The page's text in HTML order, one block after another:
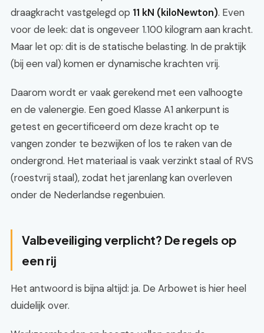
draagkracht vastgelegd op 11 kN (kiloNewton). Even
voor de leek: dat is ongeveer 1.100 kilogram aan kracht.
Maar let op: dit is de statische belasting. In de praktijk
(bij een val) komen er dynamische krachten vrij.
Daarom wordt er vaak gerekend met een valhoogte
en de valenergie. Een goed Klasse A1 ankerpunt is
getest en gecertificeerd om deze kracht op te
vangen zonder te bezwijken of los te raken van de
ondergrond. Het materiaal is vaak verzinkt staal of RVS
(roestvrij staal), zodat het jarenlang kan overleven
onder de Nederlandse regenbuien.
Valbeveiliging verplicht? De regels op
een rij
Het antwoord is bijna altijd: ja. De Arbowet is hier heel
duidelijk over.